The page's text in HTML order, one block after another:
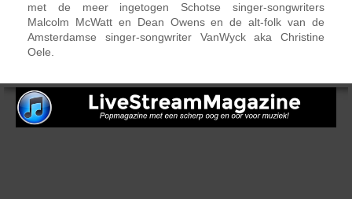
met de meer ingetogen Schotse singer-songwriters
Malcolm McWatt en Dean Owens en de alt-folk van de
Amsterdamse singer-songwriter VanWyck aka Christine
Oele.